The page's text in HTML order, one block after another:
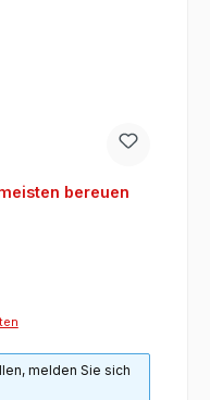
bereuen
melden Sie sich